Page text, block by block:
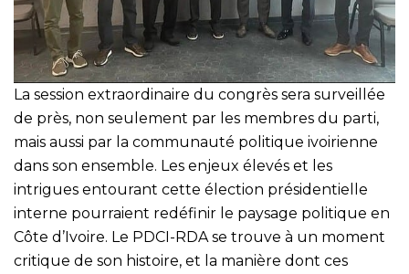
La session extraordinaire du congrès sera surveillée
de près, non seulement par les membres du parti,
mais aussi par la communauté politique ivoirienne
dans son ensemble. Les enjeux élevés et les
intrigues entourant cette élection présidentielle
interne pourraient redéfinir le paysage politique en
Côte d’Ivoire. Le PDCI-RDA se trouve à un moment
critique de son histoire, et la manière dont ces